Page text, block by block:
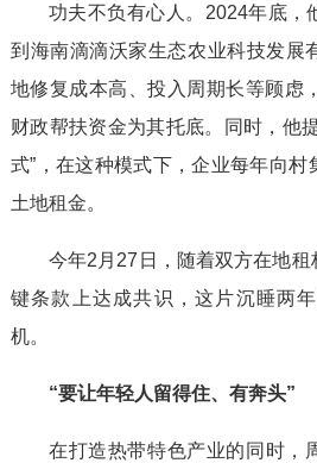
功夫不负有心人。2024年底，
到海南滴滴沃家生态农业科技发展
地修复成本高、投入周期长等顾虑
财政帮扶资金为其托底。同时，他
式”，在这种模式下，企业每年向
土地租金。
今年2月27日，随着双方在地
键条款上达成共识，这片沉睡两
机。
“要让年轻人留得住、有奔头”
在打造热带特色产业的同时，